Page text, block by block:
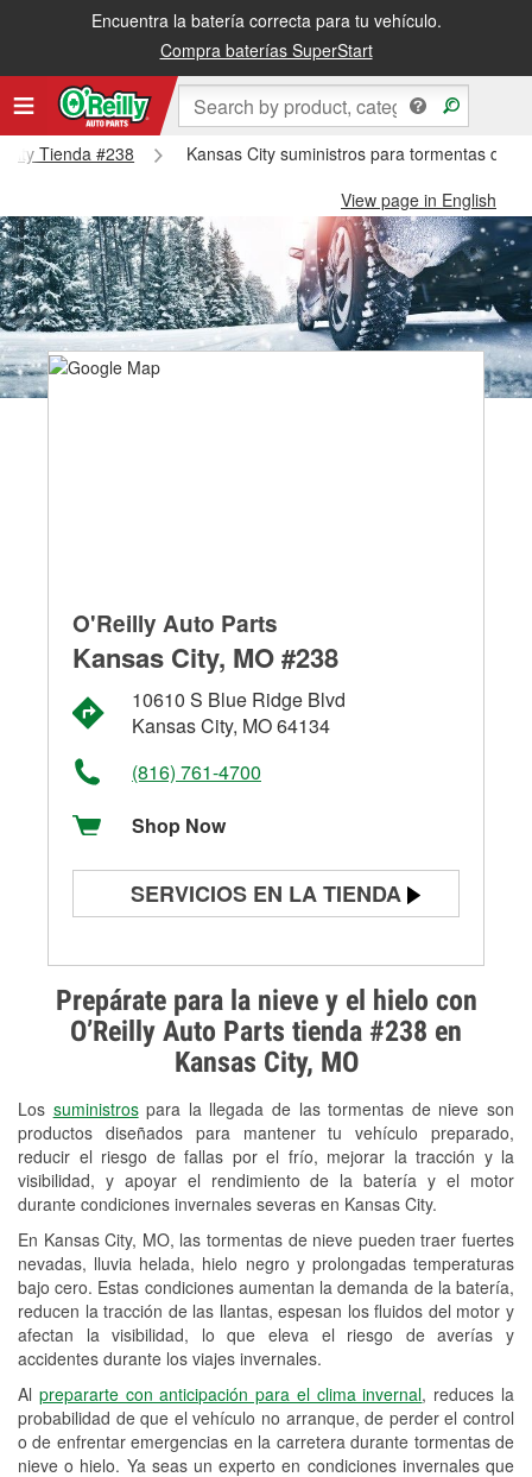
Encuentra la batería correcta para tu vehículo.
Compra baterías SuperStart
Tienda #238
Kansas City suministros para tormentas de
View page in English
Prepárate para la nieve y el hielo con
O’Reilly Auto Parts tienda #238 en
Kansas City, MO
Los suministrospara la llegada de las tormentas de nieve son
productos diseñados para mantener tu vehículo preparado,
reducir el riesgo de fallas por el frío, mejorar la tracción y la
visibilidad, y apoyar el rendimiento de la batería y el motor
durante condiciones invernales severas en Kansas City.
En Kansas City, MO, las tormentas de nieve pueden traer fuertes
nevadas, lluvia helada, hielo negro y prolongadas temperaturas
bajo cero. Estas condiciones aumentan la demanda de la batería,
reducen la tracción de las llantas, espesan los fluidos del motor y
afectan la visibilidad, lo que eleva el riesgo de averías y
accidentes durante los viajes invernales.
Al prepararte con anticipación para el clima invernal, reduces la
probabilidad de que el vehículo no arranque, de perder el control
o de enfrentar emergencias en la carretera durante tormentas de
nieve o hielo. Ya seas un experto en condiciones invernales que
O'Reilly Auto Parts
Kansas City, MO #238
10610 S Blue Ridge Blvd
Kansas City, MO 64134
(816) 761-4700
Shop Now
SERVICIOS EN LA TIENDA
Prueba de alternadores y
arrancadores
Revisión de la luz "Check Engine"
Reciclaje de baterías y aceite
Instalación de bombillas de faros
Instalación de limpiaparabrisas
Programa de Préstamo de
Herramientas
Rectificación de tambores y discos de
freno
Snowstorm Supplies
Tornado Supplies